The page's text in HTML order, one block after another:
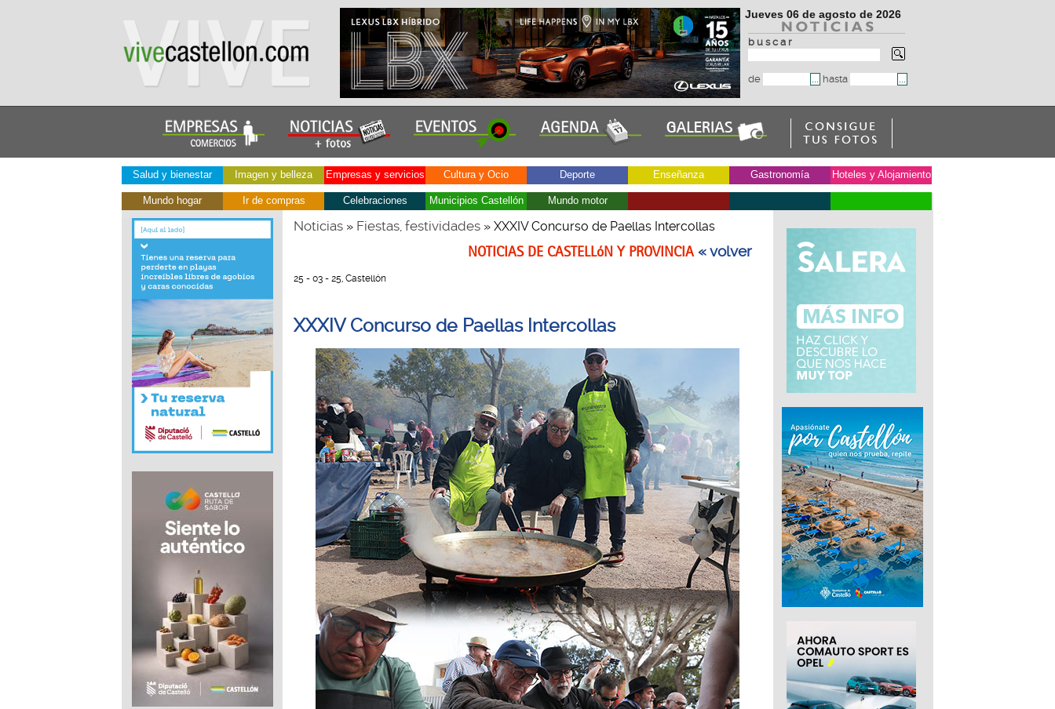
Jueves 06 de agosto de 2026
b u s c a r
de hasta
Salud y bienestar Imagen y belleza Empresas y servicios Cultura y Ocio Deporte Enseñanza Gastronomía Hoteles y Alojamiento
Mundo hogar Ir de compras Celebraciones Municipios Castellón Mundo motor
Noticias» Fiestas, festividades» XXXIV Concurso de Paellas Intercollas
NOTICIAS DE CASTELLóN Y PROVINCIA« volver
25 - 03 - 25, Castellón
XXXIV Concurso de Paellas Intercollas